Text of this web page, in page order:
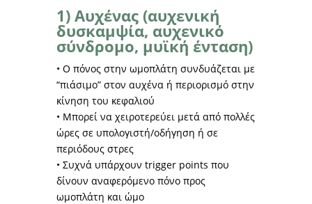
1) Αυχένας (αυχενική
δυσκαμψία, αυχενικό
σύνδρομο, μυϊκή ένταση)
• Ο πόνος στην ωμοπλάτη συνδυάζεται με
“πιάσιμο” στον αυχένα ή περιορισμό στην
κίνηση του κεφαλιού
• Μπορεί να χειροτερεύει μετά από πολλές
ώρες σε υπολογιστή/οδήγηση ή σε
περιόδους στρες
• Συχνά υπάρχουν trigger points που
δίνουν αναφερόμενο πόνο προς
ωμοπλάτη και ώμο